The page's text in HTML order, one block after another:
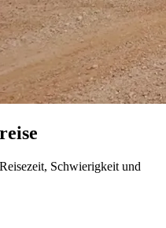
Schwierigkeit und